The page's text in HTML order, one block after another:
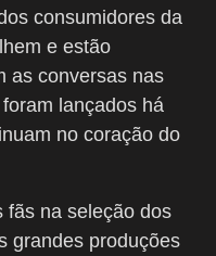
consumidores da
e estão
as conversas nas
lançados há
no coração do
fãs na seleção dos
grandes produções